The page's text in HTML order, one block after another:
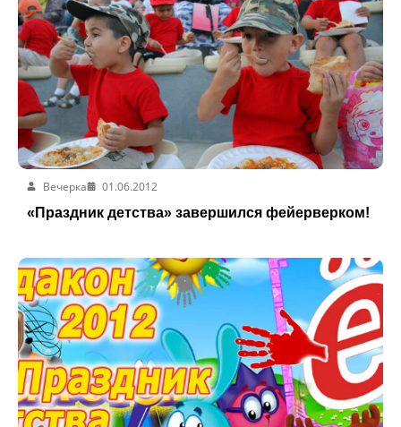
Вечерка
01.06.2012
«Праздник детства» завершился фейерверком!